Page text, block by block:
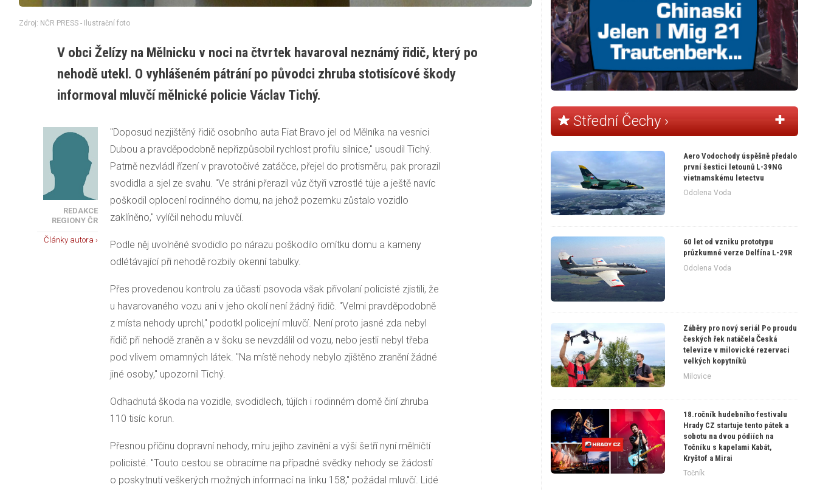
Zdroj: NČR PRESS - Ilustrační foto
V obci Želízy na Mělnicku v noci na čtvrtek havaroval neznámý řidič, který po
nehodě utekl. O vyhlášeném pátrání po původci zhruba stotisícové škody
informoval mluvčí mělnické policie Václav Tichý.
REDAKCE
REGIONY ČR
Články autora ›
"Doposud nezjištěný řidič osobního auta Fiat Bravo jel od Mělníka na vesnici
Dubou a pravděpodobně nepřizpůsobil rychlost profilu silnice," usoudil Tichý.
Patrně nezvládl řízení v pravotočivé zatáčce, přejel do protisměru, pak prorazil
svodidla a sjel ze svahu. "Ve stráni přerazil vůz čtyři vzrostlé túje a ještě navíc
poškodil oplocení rodinného domu, na jehož pozemku zůstalo vozidlo
zaklíněno," vylíčil nehodu mluvčí.
Podle něj uvolněné svodidlo po nárazu poškodilo omítku domu a kameny
odlétávající při nehodě rozbily okenní tabulky.
Přes provedenou kontrolu za účasti psovoda však přivolaní policisté zjistili, že
u havarovaného vozu ani v jeho okolí není žádný řidič. "Velmi pravděpodobně
z místa nehody uprchl," podotkl policejní mluvčí. Není proto jasné zda nebyl
řidič při nehodě zraněn a v šoku se nevzdálil od vozu, nebo jestli nebyl třeba
pod vlivem omamných látek. "Na místě nehody nebylo zjištěno zranění žádné
jiné osoby," upozornil Tichý.
Odhadnutá škoda na vozidle, svodidlech, tújích i rodinném domě činí zhruba
110 tisíc korun.
Přesnou příčinu dopravní nehody, míru jejího zavinění a výši šetří nyní mělničtí
policisté. "Touto cestou se obracíme na případné svědky nehody se žádostí
o poskytnutí veškerých možných informací na linku 158," požádal mluvčí. Lidé
Střední Čechy ›
Aero Vodochody úspěšně předalo
první šestici letounů L-39NG
vietnamskému letectvu
Odolena Voda
60 let od vzniku prototypu
průzkumné verze Delfína L-29R
Odolena Voda
Záběry pro nový seriál Po proudu
českých řek natáčela Česká
televize v milovické rezervaci
velkých kopytníků
Milovice
18.ročník hudebního festivalu
Hrady CZ startuje tento pátek a
sobotu na dvou pódiích na
Točníku s kapelami Kabát,
Kryštof a Mirai
Točník